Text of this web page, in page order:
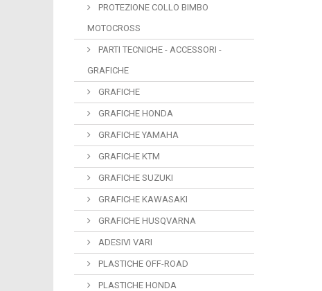
PROTEZIONE COLLO BIMBO
MOTOCROSS
PARTI TECNICHE - ACCESSORI -
GRAFICHE
GRAFICHE
GRAFICHE HONDA
GRAFICHE YAMAHA
GRAFICHE KTM
GRAFICHE SUZUKI
GRAFICHE KAWASAKI
GRAFICHE HUSQVARNA
ADESIVI VARI
PLASTICHE OFF-ROAD
PLASTICHE HONDA